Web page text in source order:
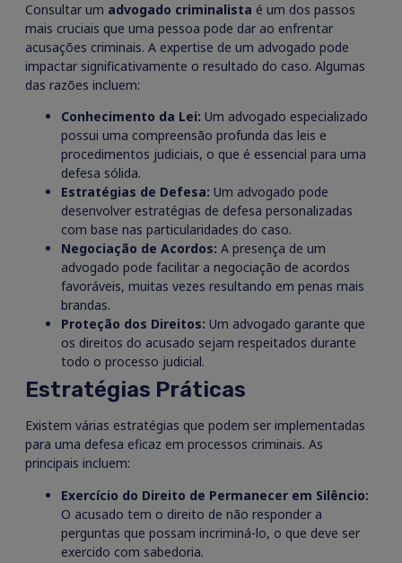
Consultar um advogado criminalista é um dos passos
mais cruciais que uma pessoa pode dar ao enfrentar
acusações criminais. A expertise de um advogado pode
impactar significativamente o resultado do caso. Algumas
das razões incluem:
Conhecimento da Lei: Um advogado especializado
possui uma compreensão profunda das leis e
procedimentos judiciais, o que é essencial para uma
defesa sólida.
Estratégias de Defesa: Um advogado pode
desenvolver estratégias de defesa personalizadas
com base nas particularidades do caso.
Negociação de Acordos: A presença de um
advogado pode facilitar a negociação de acordos
favoráveis, muitas vezes resultando em penas mais
brandas.
Proteção dos Direitos: Um advogado garante que
os direitos do acusado sejam respeitados durante
todo o processo judicial.
Estratégias Práticas
Existem várias estratégias que podem ser implementadas
para uma defesa eficaz em processos criminais. As
principais incluem:
Exercício do Direito de Permanecer em Silêncio:
O acusado tem o direito de não responder a
perguntas que possam incriminá-lo, o que deve ser
exercido com sabedoria.